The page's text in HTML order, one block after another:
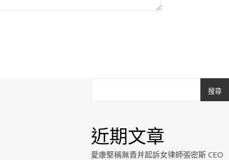
搜尋
近期文章
愛康堅稱無責并起訴女律師張密斯 CEO